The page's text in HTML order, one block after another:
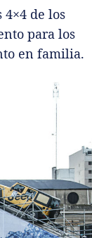
de los
para los
en familia.